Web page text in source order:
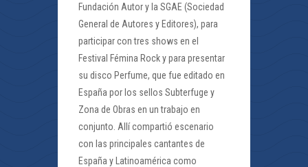
Fundación Autor y la SGAE (Sociedad
General de Autores y Editores), para
participar con tres shows en el
Festival Fémina Rock y para presentar
su disco Perfume, que fue editado en
España por los sellos Subterfuge y
Zona de Obras en un trabajo en
conjunto. Allí compartió escenario
con las principales cantantes de
España y Latinoamérica como